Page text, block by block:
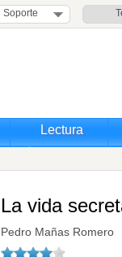
Soporte
Lectura
La vida
Pedro Mañas Romero